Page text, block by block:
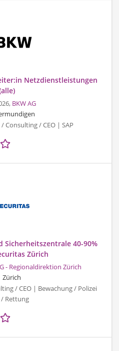
Netzdienstleistungen
BKW AG
Consulting / CEO | SAP
40-90%
Zürich
- Regionaldirektion Zürich
Zürich
/ CEO | Bewachung / Polizei
Rettung